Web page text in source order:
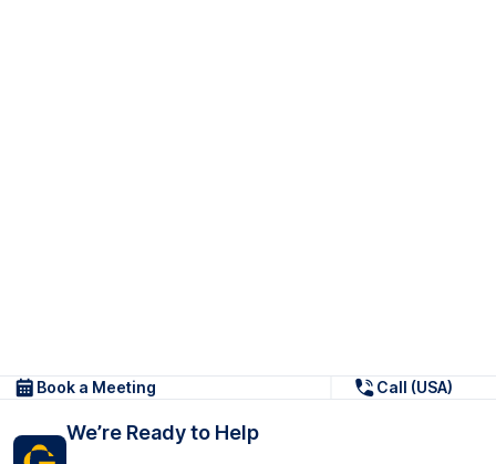
Book a Meeting Call (USA)
We’re Ready to Help